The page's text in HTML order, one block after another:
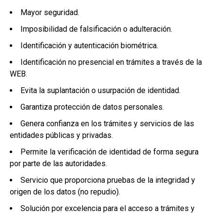
Mayor seguridad.
Imposibilidad de falsificación o adulteración.
Identificación y autenticación biométrica.
Identificación no presencial en trámites a través de la
WEB.
Evita la suplantación o usurpación de identidad.
Garantiza protección de datos personales.
Genera confianza en los trámites y servicios de las
entidades públicas y privadas.
Permite la verificación de identidad de forma segura
por parte de las autoridades.
Servicio que proporciona pruebas de la integridad y
origen de los datos (no repudio).
Solución por excelencia para el acceso a trámites y